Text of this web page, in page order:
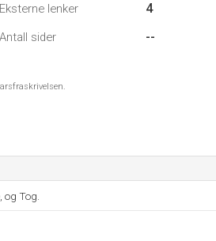
Eksterne lenker 4
Antall sider --
Tog.